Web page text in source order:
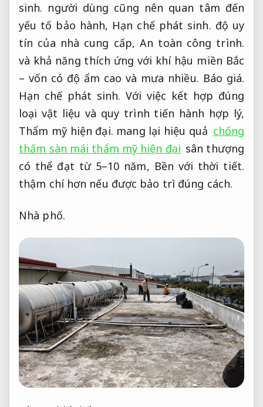
sinh. người dùng cũng nên quan tâm đến
yếu tố bảo hành, Hạn chế phát sinh. độ uy
tín của nhà cung cấp,An toàn công trình.
và khả năng thích ứng với khí hậu miền Bắc
– vốn có độ ẩm cao và mưa nhiều. Báo giá.
Hạn chế phát sinh. Với việc kết hợp đúng
loại vật liệu và quy trình tiến hành hợp lý,
Thẩm mỹ hiện đại. mang lại hiệu quả chống
thấm sàn mái thẩm mỹ hiện đại sân thượng
có thể đạt từ 5–10 năm, Bền với thời tiết.
thậm chí hơn nếu được bảo trì đúng cách.
Nhà phố.